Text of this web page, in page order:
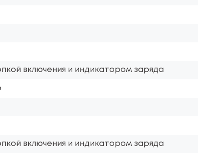
включения и индикатором заряда
включения и индикатором заряда